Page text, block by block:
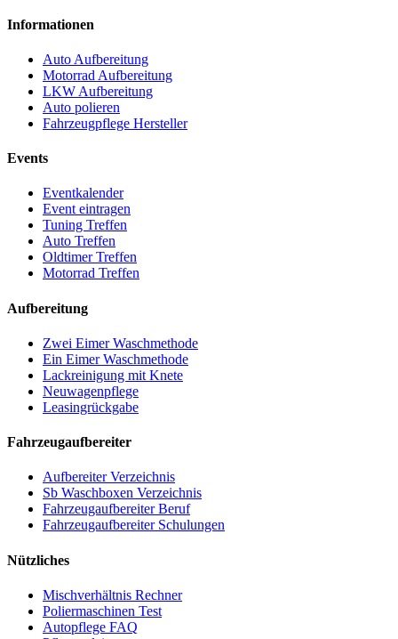
Informationen
Auto Aufbereitung
Motorrad Aufbereitung
LKW Aufbereitung
Auto polieren
Fahrzeugpflege Hersteller
Events
Eventkalender
Event eintragen
Tuning Treffen
Auto Treffen
Oldtimer Treffen
Motorrad Treffen
Aufbereitung
Zwei Eimer Waschmethode
Ein Eimer Waschmethode
Lackreinigung mit Knete
Neuwagenpflege
Leasingrückgabe
Fahrzeugaufbereiter
Aufbereiter Verzeichnis
Sb Waschboxen Verzeichnis
Fahrzeugaufbereiter Beruf
Fahrzeugaufbereiter Schulungen
Nützliches
Mischverhältnis Rechner
Poliermaschinen Test
Autopflege FAQ